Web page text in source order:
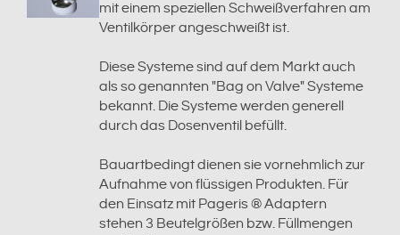
mit einem speziellen Schweißverfahren am
Ventilkörper angeschweißt ist.
Diese Systeme sind auf dem Markt auch
als so genannten "Bag on Valve" Systeme
bekannt. Die Systeme werden generell
durch das Dosenventil befüllt.
Bauartbedingt dienen sie vornehmlich zur
Aufnahme von flüssigen Produkten. Für
den Einsatz mit Pageris ® Adaptern
stehen 3 Beutelgrößen bzw. Füllmengen